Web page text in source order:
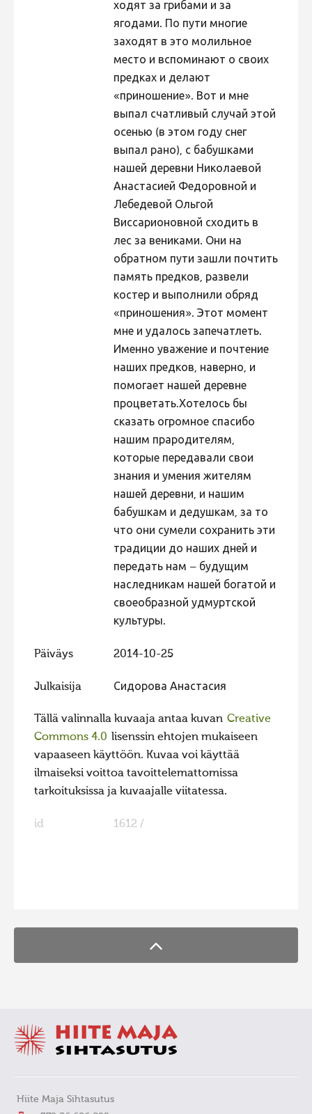
ходят за грибами и за
ягодами. По пути многие
заходят в это молильное
место и вспоминают о своих
предках и делают
«приношение». Вот и мне
выпал счатливый случай этой
осенью (в этом году снег
выпал рано), с бабушками
нашей деревни Николаевой
Анастасией Федоровной и
Лебедевой Ольгой
Виссарионовной сходить в
лес за вениками. Они на
обратном пути зашли почтить
память предков, развели
костер и выполнили обряд
«приношения». Этот момент
мне и удалось запечатлеть.
Именно уважение и почтение
наших предков, наверно, и
помогает нашей деревне
процветать.Хотелось бы
сказать огромное спасибо
нашим прародителям,
которые передавали свои
знания и умения жителям
нашей деревни, и нашим
бабушкам и дедушкам, за то
что они сумели сохранить эти
традиции до наших дней и
передать нам – будущим
наследникам нашей богатой и
своеобразной удмуртской
культуры.
Päiväys 2014-10-25
Julkaisija Сидорова Анастасия
Tällä valinnalla kuvaaja antaa kuvan Creative
Commons 4.0 lisenssin ehtojen mukaiseen
vapaaseen käyttöön. Kuvaa voi käyttää
ilmaiseksi voittoa tavoittelemattomissa
tarkoituksissa ja kuvaajalle viitatessa.
id 1612 /
Hiite Maja Sihtasutus